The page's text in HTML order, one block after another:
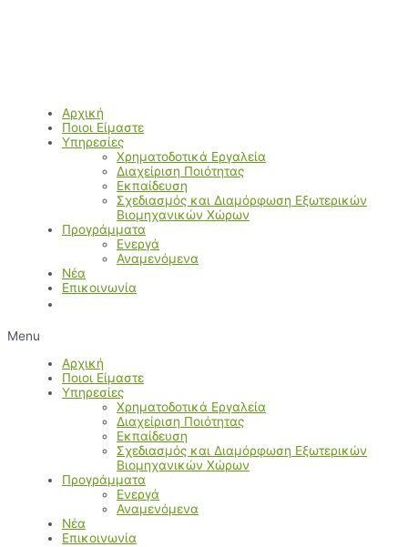
Αρχική
Ποιοι Είμαστε
Υπηρεσίες
Χρηματοδοτικά Εργαλεία
Διαχείριση Ποιότητας
Εκπαίδευση
Σχεδιασμός και Διαμόρφωση Εξωτερικών
Βιομηχανικών Χώρων
Προγράμματα
Ενεργά
Αναμενόμενα
Νέα
Επικοινωνία
Menu
Αρχική
Ποιοι Είμαστε
Υπηρεσίες
Χρηματοδοτικά Εργαλεία
Διαχείριση Ποιότητας
Εκπαίδευση
Σχεδιασμός και Διαμόρφωση Εξωτερικών
Βιομηχανικών Χώρων
Προγράμματα
Ενεργά
Αναμενόμενα
Νέα
Επικοινωνία